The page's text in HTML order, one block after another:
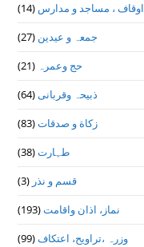
اوقاف ، مساجد و مدارس (14)
جمعہ و عیدین (27)
حج وعمرہ (21)
ذبیحہ وقربانی(64)
زکاة و صدقات(83)
طہارت(38)
قسم و نذر (3)
نماز، اذان واقامت(193)
وزرہ ،تراويح، اعتكاف(99)